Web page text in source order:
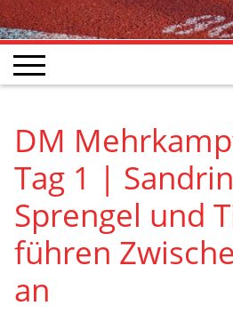
DM
Tag 1 |
Sprengel und
führen
an